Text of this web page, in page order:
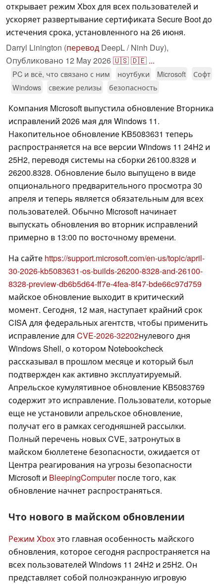
открывает режим Xbox для всех пользователей и
ускоряет развертывание сертификата Secure Boot до
истечения срока, установленного на 26 июня.
Darryl Linington (перевод DeepL / Ninh Duy),
Опубликовано 12 May 2026🇺🇸🇩🇪 ...
PC и всё, что связано с ним ноутбуки Microsoft
Софт
Windows
свежие релизы безопасность
Компания Microsoft выпустила обновление Вторника
исправлений 2026 мая для Windows 11.
Накопительное обновление KB5083631 теперь
распространяется на все версии Windows 11 24H2 и
25H2, переводя системы на сборки 26100.8328 и
26200.8328. Обновление было выпущено в виде
опционального предварительного просмотра 30
апреля и теперь является обязательным для всех
пользователей. Обычно Microsoft начинает
выпускать обновления во вторник исправлений
примерно в 13:00 по восточному времени.
На сайте https://support.microsoft.com/en-us/topic/april-
30-2026-kb5083631-os-builds-26200-8328-and-26100-
8328-preview-db6b5d64-ff7e-4fea-8f47-bde66c97d759
майское обновление выходит в критический
момент. Сегодня, 12 мая, наступает крайний срок
CISA для федеральных агентств, чтобы применить
исправление для CVE-2026-32202нулевого дня
Windows Shell, о котором Notebookcheck
рассказывал в прошлом месяце и который был
подтвержден как активно эксплуатируемый.
Апрельское кумулятивное обновление KB5083769
содержит это исправление. Пользователи, которые
еще не установили апрельское обновление,
получат его в рамках сегодняшней рассылки.
Полный перечень новых CVE, затронутых в
майском бюллетене безопасности, ожидается от
Центра реагирования на угрозы безопасности
Microsoft и BleepingComputerпосле того, как
обновление начнет распространяться.
Что нового в майском обновлении
Режим Xboxэто главная особенность майского
обновления, которое сегодня распространяется на
всех пользователей Windows 11 24H2 и 25H2. Он
представляет собой полноэкранную игровую